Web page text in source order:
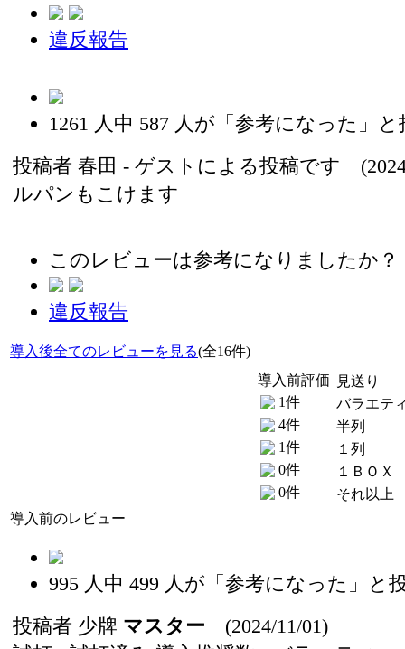
違反報告
1261 人中 587 人が「参考になった」
投稿者 春田 - ゲストによる投稿です
ルパンもこけます
このレビューは参考になりましたか？
違反報告
導入後全てのレビューを見る(全16件)
導入前評価
1件
4件
1件
0件
0件
見送り
バラエテ
半列
１列
１ＢＯＸ
それ以上
導入前のレビュー
995 人中 499 人が「参考になった」と
投稿者 少牌 マスター (2024/11/01)